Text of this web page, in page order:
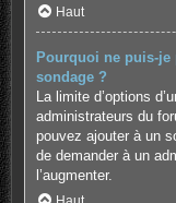
Haut
Pourquoi ne puis-je
sondage ?
La limite d’options
administrateurs du
pouvez ajouter à un
de demander à un
l’augmenter.